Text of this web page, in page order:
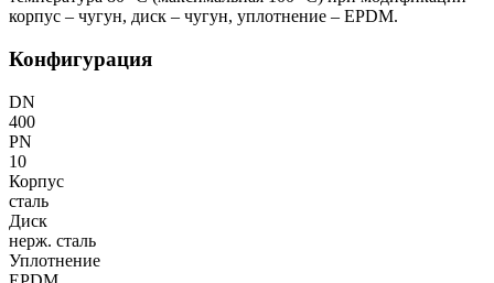
корпус – чугун, диск – чугун, уплотнение – EPDM.
Конфигурация
DN
400
PN
10
Корпус
сталь
Диск
нерж. сталь
Уплотнение